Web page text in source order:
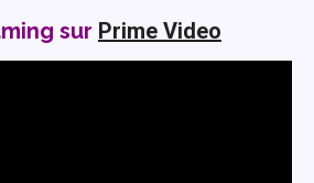
sur Prime Video